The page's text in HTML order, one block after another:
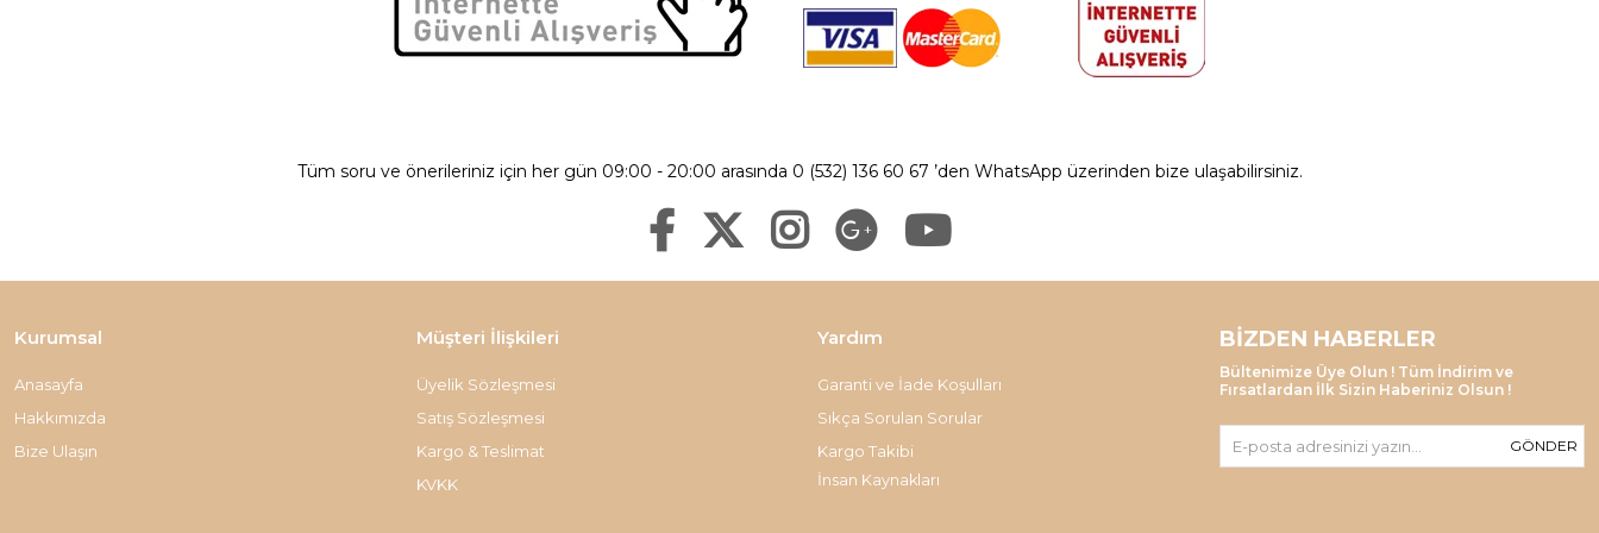
Tüm soru ve önerileriniz için her gün 09:00 - 20:00 arasında 0 (532) 136 60 67 ’den WhatsApp üzerinden bize ulaşabilirsiniz.
Kurumsal
Anasayfa
Hakkımızda
Bize Ulaşın
Müşteri İlişkileri
Üyelik Sözleşmesi
Satış Sözleşmesi
Kargo & Teslimat
KVKK
Yardım
Garanti ve İade Koşulları
Sıkça Sorulan Sorular
Kargo Takibi
İnsan Kaynakları
BIZDEN HABERLER
Bültenimize Üye Olun ! Tüm İndirim ve
Fırsatlardan İlk Sizin Haberiniz Olsun !
GÖNDER